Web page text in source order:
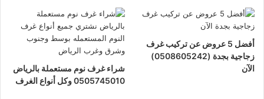
أفضل 5 عروض عن تركيب غرف
زجاجية بجدة (0508605242)
الآن
شراء غرف نوم مستعملة بالرياض
0505745010 وكل أنواع الغرف